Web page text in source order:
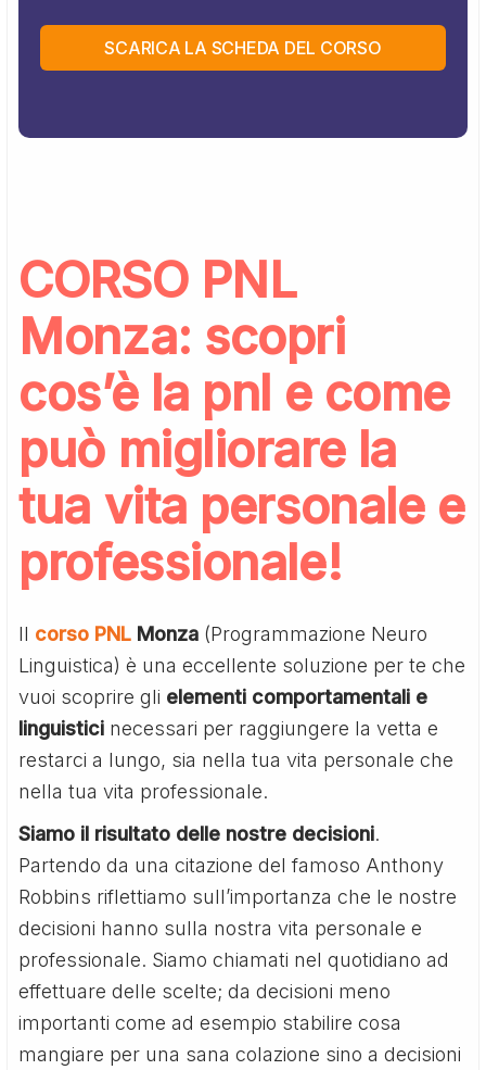
SCARICA LA SCHEDA DEL CORSO
CORSO PNL
Monza: scopri
cos’è la pnl e come
può migliorare la
tua vita personale e
professionale!
Il corso PNL Monza (Programmazione Neuro
Linguistica) è una eccellente soluzione per te che
vuoi scoprire gli elementi comportamentali e
linguistici necessari per raggiungere la vetta e
restarci a lungo, sia nella tua vita personale che
nella tua vita professionale.
Siamo il risultato delle nostre decisioni.
Partendo da una citazione del famoso Anthony
Robbins riflettiamo sull’importanza che le nostre
decisioni hanno sulla nostra vita personale e
professionale. Siamo chiamati nel quotidiano ad
effettuare delle scelte; da decisioni meno
importanti come ad esempio stabilire cosa
mangiare per una sana colazione sino a decisioni